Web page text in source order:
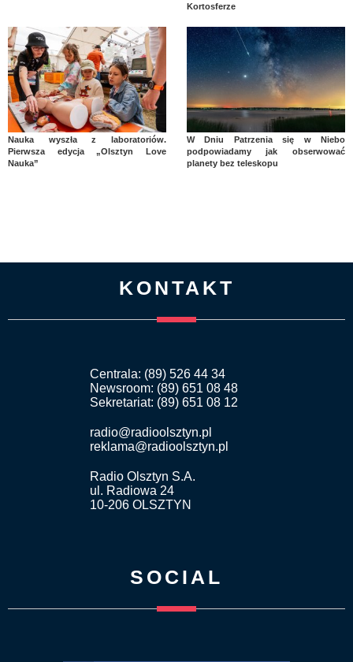
Kortosferze
Nauka wyszła z laboratoriów.
Pierwsza edycja „Olsztyn Love
Nauka”
W Dniu Patrzenia się w Niebo
podpowiadamy jak obserwować
planety bez teleskopu
KONTAKT
Centrala: (89) 526 44 34
Newsroom: (89) 651 08 48
Sekretariat: (89) 651 08 12
radio@radioolsztyn.pl
reklama@radioolsztyn.pl
Radio Olsztyn S.A.
ul. Radiowa 24
10-206 OLSZTYN
SOCIAL